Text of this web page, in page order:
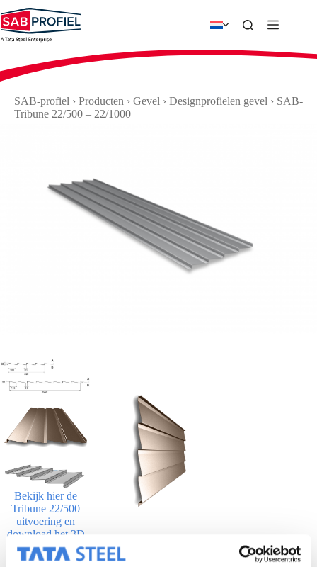
naar
de
inhoud
SAB-profiel › Producten › Gevel › Designprofielen gevel › SAB-
Tribune 22/500 – 22/1000
Bekijk hier de
Tribune 22/500
uitvoering en
download het 3D
model (of 2D
tekening)